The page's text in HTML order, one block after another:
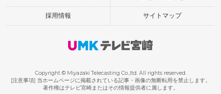
採用情報 サイトマップ
Copyright © Miyazaki Telecasting Co.,ltd. All rights reserved.
[注意事項] 当ホームページに掲載されている記事・画像の無断転用を禁止します。
著作権はテレビ宮崎またはその情報提供者に属します。